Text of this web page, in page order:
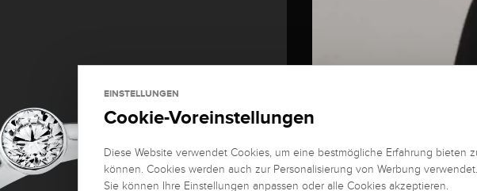
EINSTELLUNGEN
Cookie-Voreinstellungen
Diese Website verwendet Cookies, um eine bestmögliche Erfahrung bieten
können. Cookies werden auch zur Personalisierung von Werbung verwendet.
Sie können Ihre Einstellungen anpassen oder alle Cookies akzeptieren.